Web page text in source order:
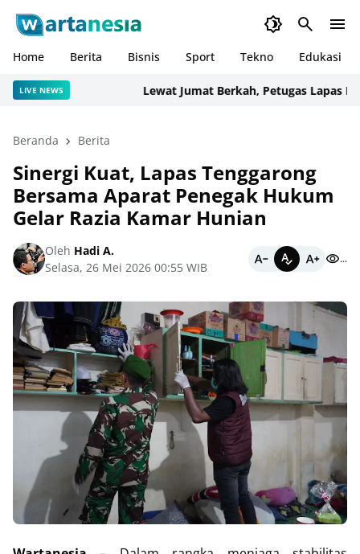
Home Berita Bisnis Sport Tekno Edukasi
LIVE NEWS Lewat Jumat Berkah, Petugas Lapas
Beranda Berita
Sinergi Kuat, Lapas Tenggarong
Bersama Aparat Penegak Hukum
Gelar Razia Kamar Hunian
Oleh Hadi A.
Selasa, 26 Mei 2026 00:55 WIB
...